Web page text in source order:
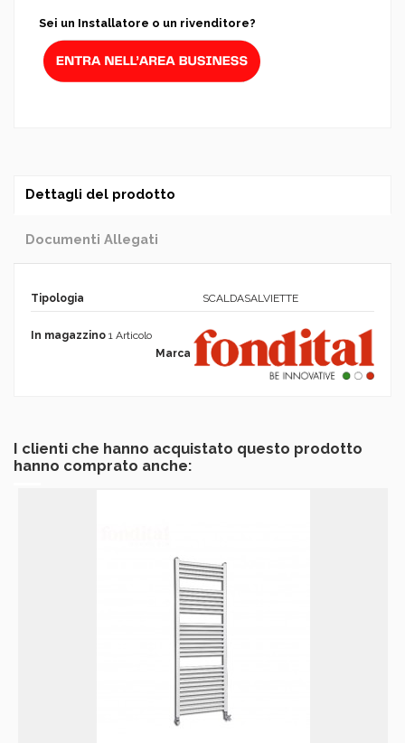
Sei un Installatore o un rivenditore?
Dettagli del prodotto
Documenti Allegati
Tipologia SCALDASALVIETTE
Marca
In magazzino 1 Articolo
I clienti che hanno acquistato questo prodotto
hanno comprato anche: